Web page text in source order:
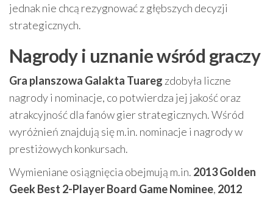
jednak nie chcą rezygnować z głębszych decyzji
strategicznych.
Nagrody i uznanie wśród graczy
Gra planszowa Galakta Tuareg zdobyła liczne
nagrody i nominacje, co potwierdza jej jakość oraz
atrakcyjność dla fanów gier strategicznych. Wśród
wyróżnień znajdują się m.in. nominacje i nagrody w
prestiżowych konkursach.
Wymieniane osiągnięcia obejmują m.in. 2013 Golden
Geek Best 2-Player Board Game Nominee, 2012